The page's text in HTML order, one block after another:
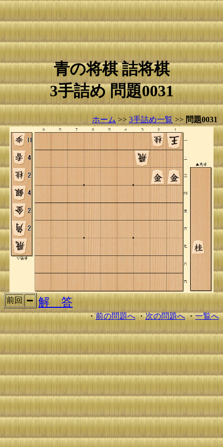
青の将棋 詰将棋
3手詰め 問題0031
ホーム >> 3手詰め一覧 >> 問題0031
前回 解 答
・前の問題へ・次の問題へ・一覧へ